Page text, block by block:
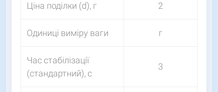
Ціна поділки (d), г 2
Одиниці виміру ваги г
Час стабілізації
(стандартний), с
3